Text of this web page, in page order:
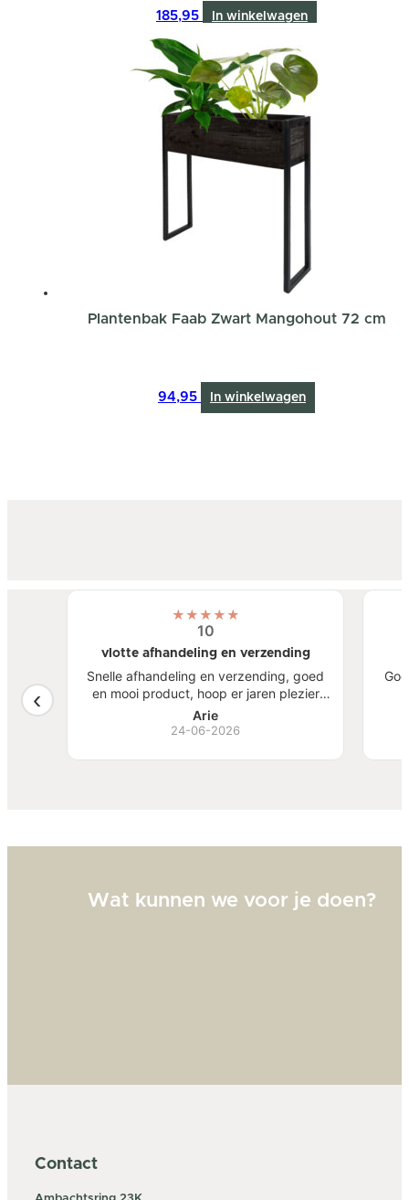
185,95 In winkelwagen
Plantenbak Faab Zwart Mangohout 72 cm
94,95 In winkelwagen
mooi
★★★★★
10
vlotte afhandeling en verzending
Snelle afhandeling en verzending, goed
en mooi product, hoop er jaren plezier
van te hebben.
Arie
24-06-2026
Wat kunnen we voor je doen?
Contact